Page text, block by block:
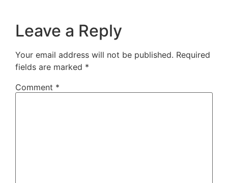
Leave a Reply
Your email address will not be published. Required
fields are marked *
Comment *